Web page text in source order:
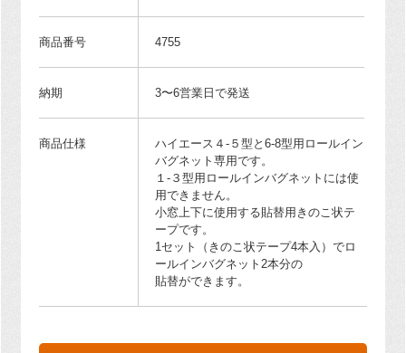
商品番号 4755
納期 3〜6営業日で発送
商品仕様
ハイエース４-５型と6-8型用ロールイン
バグネット専用です。
１-３型用ロールインバグネットには使
用できません。
小窓上下に使用する貼替用きのこ状テ
ープです。
1セット（きのこ状テープ4本入）でロ
ールインバグネット2本分の
貼替ができます。